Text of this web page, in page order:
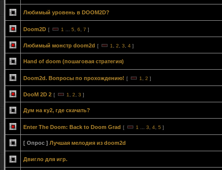
Любимый уровень в DOOM2D?
Doom2D [ 1 5 6 7 ]
Любимый монстр doom2d [ 1 2 3 4 ]
Hand of doom (пошаговая стратегия)
Doom2d. Вопросы по прохождению! [ 1 2 ]
DooM 2D 2 [ 1 2 3 ]
Дум на ку2, где скачать?
Enter The Doom: Back to Doom Grad [ 1 3 4 5 ]
[ Опрос ] Лучшая мелодия из doom2d
Двигло для игр.